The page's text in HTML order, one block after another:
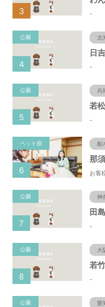
-
3
公園 北
-
4
公園 兵
-
5
ペット宿 栃
6
公園 神
-
7
公園 大
-
8
公園 愛